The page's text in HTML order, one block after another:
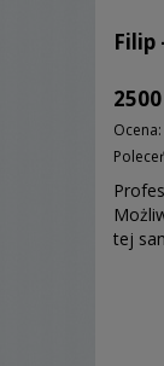
Filip
2500
Ocena:
tej